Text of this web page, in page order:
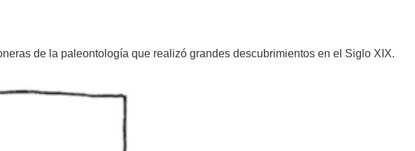
de la paleontología que realizó grandes descubrimientos en el Siglo XIX.